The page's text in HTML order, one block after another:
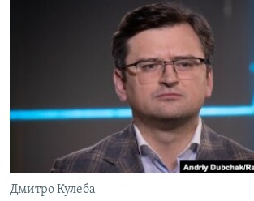
ДЕПОРТАЦІЯ
ВІДЕОУРОКИ «ELIFBE»
СВІДЧЕННЯ ОКУПАЦІЇ
УКРАЇНСЬКА ПРОБЛЕМА КРИМУ
ЯК ОБІЙТИ БЛОКУВАННЯ
Qırımtatar
Дмитро Кулеба